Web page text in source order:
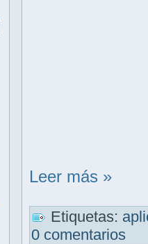
Leer más »
Etiquetas:
0 comentarios